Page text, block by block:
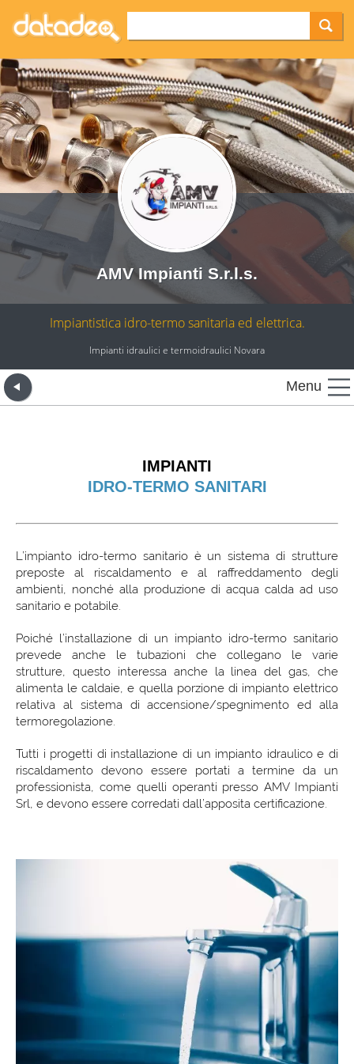
AMV Impianti S.r.l.s.
Impiantistica idro-termo sanitaria ed elettrica.
Impianti idraulici e termoidraulici Novara
Menu
IMPIANTI
IDRO-TERMO SANITARI
L’impianto idro-termo sanitario è un sistema di strutture
preposte al riscaldamento e al raffreddamento degli
ambienti, nonché alla produzione di acqua calda ad uso
sanitario e potabile.
Poiché l’installazione di un impianto idro-termo sanitario
prevede anche le tubazioni che collegano le varie
strutture, questo interessa anche la linea del gas, che
alimenta le caldaie, e quella porzione di impianto elettrico
relativa al sistema di accensione/spegnimento ed alla
termoregolazione.
Tutti i progetti di installazione di un impianto idraulico e di
riscaldamento devono essere portati a termine da un
professionista, come quelli operanti presso AMV Impianti
Srl, e devono essere corredati dall’apposita certificazione.